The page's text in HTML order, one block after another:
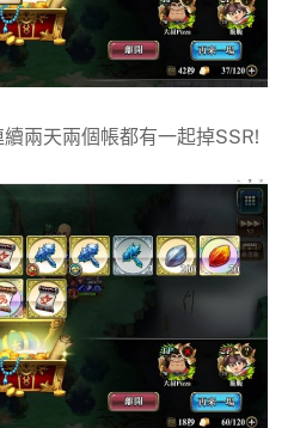
兩天兩個帳都有一起掉SSR!